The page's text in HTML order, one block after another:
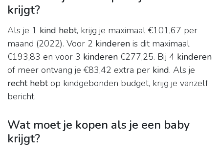
krijgt?
Als je 1 kind hebt, krijg je maximaal €101,67 per
maand (2022). Voor 2 kinderen is dit maximaal
€193,83 en voor 3 kinderen €277,25. Bij 4 kinderen
of meer ontvang je €83,42 extra per kind. Als je
recht hebtop kindgebonden budget, krijg je vanzelf
bericht.
Wat moet je kopen als je een baby
krijgt?